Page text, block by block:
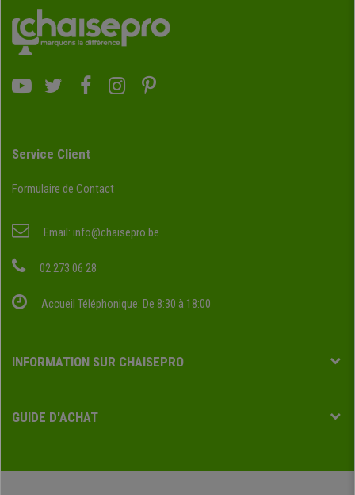
Service Client
Formulaire de Contact
Email: info@chaisepro.be
02 273 06 28
Accueil Téléphonique: De 8:30 à 18:00
INFORMATION SUR CHAISEPRO
GUIDE D'ACHAT